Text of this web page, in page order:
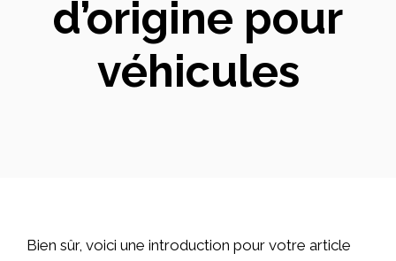
d’origine pour
véhicules
Bien sûr, voici une introduction pour votre article